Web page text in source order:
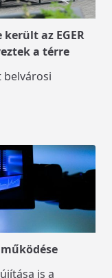
az EGER
a térre
belvárosi
is a